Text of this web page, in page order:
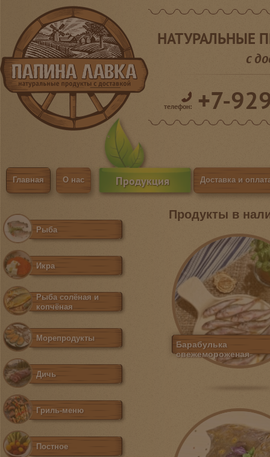
Главная О нас Продукция Доставка и
НАТУРАЛЬНЫЕ
с
телефон: +7-
Продукты в
Барабулька
свежемороженая
Рыба
Икра
Рыба солёная и
копчёная
Морепродукты
Дичь
Гриль-меню
Постное